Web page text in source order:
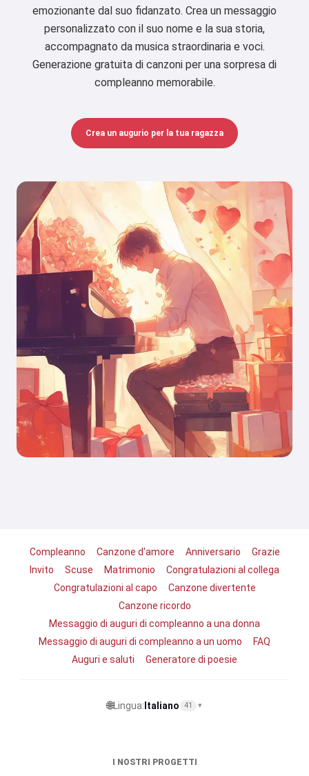
emozionante dal suo fidanzato. Crea un messaggio
personalizzato con il suo nome e la sua storia,
accompagnato da musica straordinaria e voci.
Generazione gratuita di canzoni per una sorpresa di
compleanno memorabile.
Crea un augurio per la tua ragazza
Compleanno Canzone d'amore Anniversario
Grazie
Invito
Scuse Matrimonio
Congratulazioni al collega
Congratulazioni al capo
Canzone divertente
Canzone ricordo
Messaggio di auguri di compleanno a una donna
Messaggio di auguri di compleanno a un uomo
FAQ
Auguri e saluti
Generatore di poesie
🌐Lingua: Italiano 41 ▾
I NOSTRI PROGETTI